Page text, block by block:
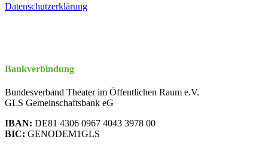
Datenschutzerklärung
Bankverbindung
Bundesverband Theater im Öffentlichen Raum e.V.
GLS Gemeinschaftsbank eG
IBAN: DE81 4306 0967 4043 3978 00
BIC: GENODEM1GLS